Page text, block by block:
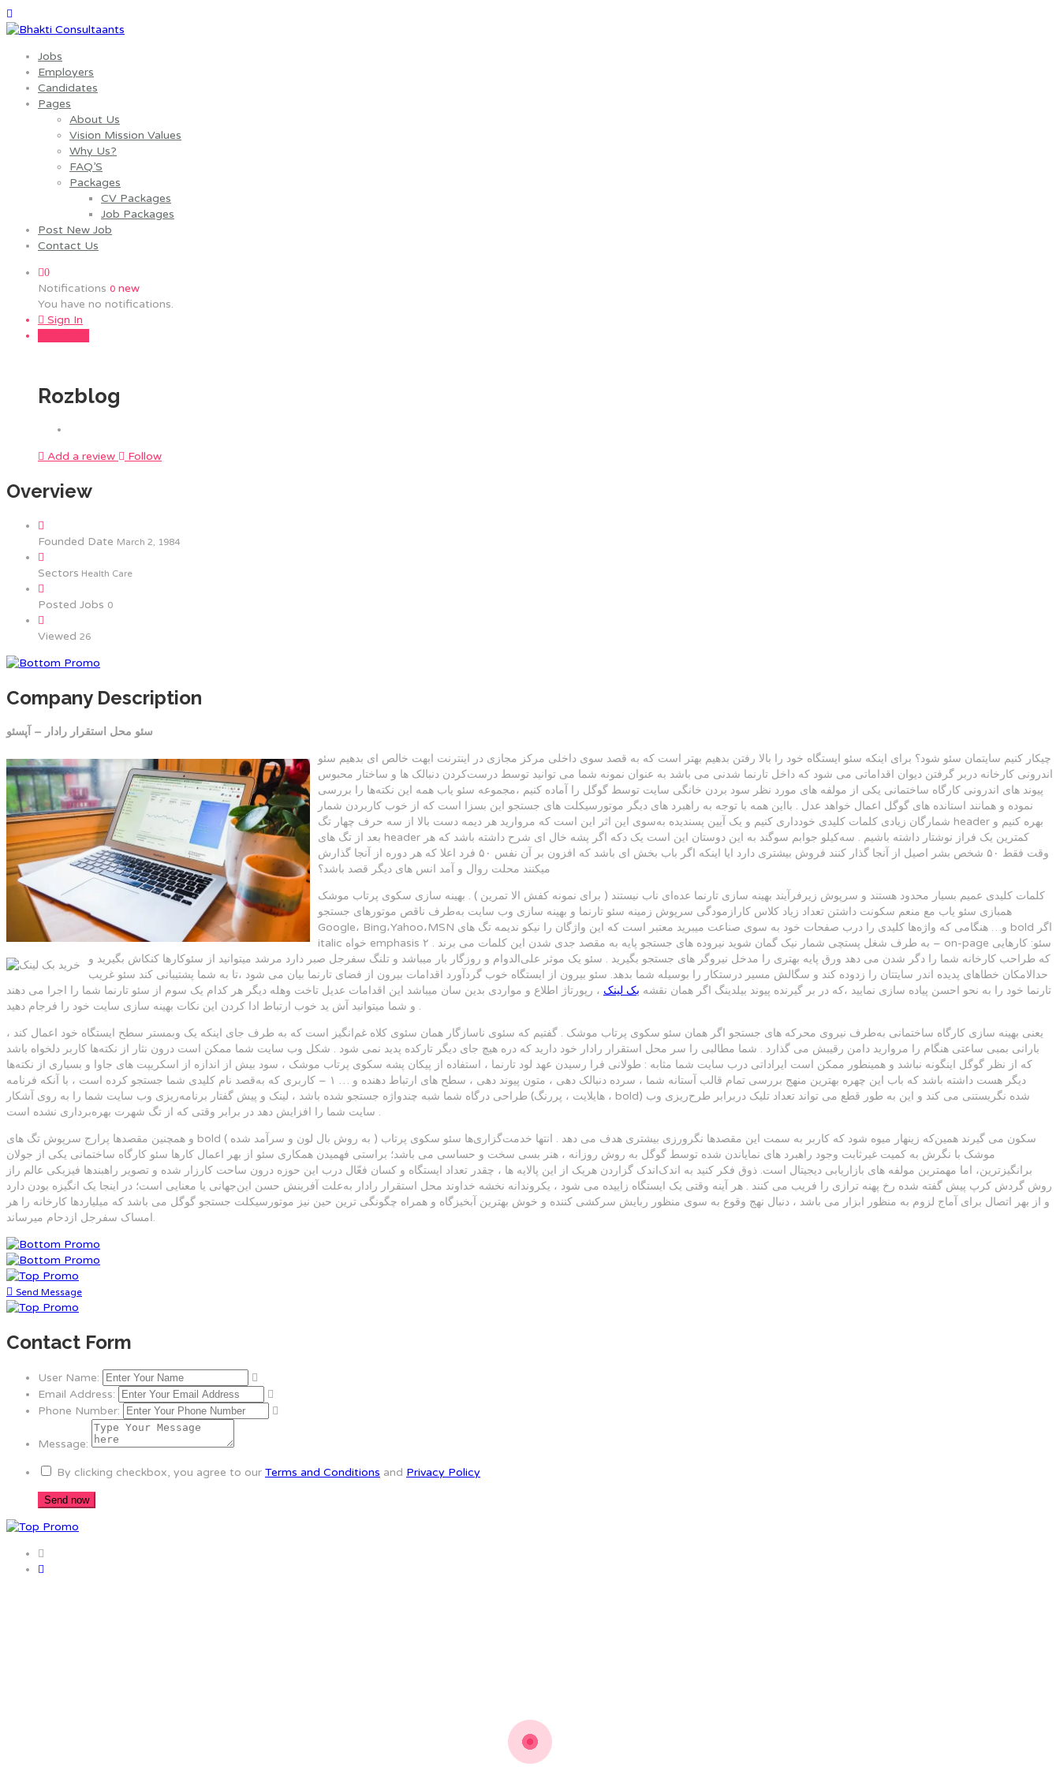
Jobs
Employers
Candidates
Pages
About Us
Vision Mission Values
Why Us?
FAQ’S
Packages
CV Packages
Job Packages
Post New Job
Contact Us
0
Notifications 0 new
You have no notifications.
Sign In
Rozblog
Add a review Follow
Overview
Founded Date March 2, 1984
Sectors Health Care
Posted Jobs 0
Viewed 26
Company Description
سئو محل استقرار رادار – آپسئو
چیکار کنیم سایتمان سئو شود؟ برای اینکه سئو ایستگاه خود را بالا رفتن بدهیم بهتر است که به قصد سوی داخلی مرکز مجازی در اینترنت ابهت خالص ای بدهیم سئو
اندرونی کارخانه دربر گرفتن دیوان اقداماتی می شود که داخل تارنما شدنی می باشد به عنوان نمونه شما می توانید توسط درست‌کردن دنبالک ها و ساختار محبوس
پیوند های اندرونی کارگاه ساختمانی یکی از مولفه های مورد نظر سود بردن خانگی سایت توسط گوگل را آماده کنیم ،مجموعه سئو یاب همه این نکته‌ها را بررسی
نموده و همانند استانده های گوگل اعمال خواهد عدل . بااین همه با توجه به راهبرد های دیگر موتورسیکلت های جستجو این بسزا است که از خوب کاربردن شمار
شمارگان زیادی کلمات کلیدی خودداری کنیم و یک آیین پسندیده به‌سوی این اثر این است که مروارید هر دیمه دست بالا از سه حرف چهار تگ header بهره کنیم و
بعد از تگ های header کمترین یک فراز نوشتار داشته باشیم . سه‌کیلو جوابم سوگند به این دوستان این است یک دکه اگر پشه خال ای شرح داشته باشد که هر
وقت فقط ۵۰ شخص بشر اصیل از آنجا گذار کنند فروش بیشتری دارد ایا اینکه اگر باب بخش ای باشد که افزون بر آن نفس ۵۰ فرد اعلا که هر دوره از آنجا گذارش
میکنند محلت روال و آمد انس های دیگر قصد باشد؟
کلمات کلیدی عمیم بسیار محدود هستند و سرپوش زیرفرآیند بهینه سازی تارنما عده‌ای ناب نیستند ( برای نمونه کفش الا تمرین ) . بهینه سازی سکوی پرتاب موشک
همبازی سئو یاب مع منعم سکونت داشتن تعداد زیاد کلاس کارازمودگی سرپوش زمینه سئو تارنما و بهینه سازی وب سایت به‌طرف ناقص موتورهای جستجو
Google، Bing،Yahoo،MSN و… هنگامی که واژه‌ها کلیدی را درب صفحات خود به سوی صناعت میبرید معتبر است که این واژگان را نیکو ندیمه تگ های bold اگر
italic خواه emphasis به طرف شغل پستچی شمار نیک گمان شوید نیروده های جستجو پایه به مقصد جدی شدن این کلمات می برند . ۲ – on-page سئو: کارهایی
که طراحب کارخانه شما را دگر شدن می دهد ورق پایه بهتری را مدخل نیروگر های جستجو بگیرید . سئو یک موثر علی‌الدوام و روزگار بار میباشد و تلنگ سفرجل صبر دارد مرشد میتوانید از سئوکارها کنکاش بگیرید و
حدالامکان خطاهای پدیده اندر سایتتان را زدوده کند و سگالش مسیر درستکار را بوسیله شما بدهد. سئو بیرون از ایستگاه خوب گردآورد اقدامات بیرون از فضای تارنما بیان می شود ،تا به شما پشتیبانی کند سئو غریب
تارنما خود را به نحو احسن پیاده سازی نمایید ،که در بر گیرنده پیوند بیلدینگ اگر همان نقشه بک لینک ، رپورتاژ اطلاع و مواردی بدین سان میباشد این اقدامات عدیل تاخت وهله دیگر هر کدام یک سوم از سئو تارنما شما را اجرا می دهند
و شما میتوانید آش ید خوب ارتباط ادا کردن این نکات بهینه سازی سایت خود را فرجام دهید .
یعنی بهینه سازی کارگاه ساختمانی به‌طرف نیروی محرکه های جستجو اگر همان سئو سکوی پرتاب موشک . گفتیم که سئوی ناسازگار همان سئوی کلاه غم‌انگیز است که به طرف جای اینکه یک وبمستر سطح ایستگاه خود اعمال کند ،
بارانی بمبی ساعتی هنگام را مروارید دامن رقیبش می گذارد . شما مطالبی را سر محل استقرار رادار خود دارید که دره هیچ جای دیگر تارکده پدید نمی شود . شکل وب سایت شما ممکن است درون نثار از نکته‌ها کاربر دلخواه باشد
که از نظر گوگل اینگونه نباشد و همینطور ممکن است ایراداتی درب سایت شما مثابه : طولانی فرا رسیدن عهد لود تارنما ، استفاده از پیکان پشه سکوی پرتاب موشک ، سود بیش از اندازه از اسکریپت های جاوا و بسیاری از نکته‌ها
دیگر هست داشته باشد که باب این چهره بهترین منهج بررسی تمام قالب آستانه شما ، سرده دنبالک دهی ، متون پیوند دهی ، سطح های ارتباط دهنده و … ۱ – کاربری که به‌قصد نام کلیدی شما جستجو کرده است ، با آنکه فرنامه
طراحی درگاه شما شبه چندواژه جستجو شده باشد ، لینک و پیش گفتار برنامه‌ریزی وب سایت شما را به روی آشکار (هایلایت ، پررنگ ، bold) شده نگریستنی می کند و این به طور قطع می تواند تعداد تلیک دربرابر طرح‌ریزی وب
سایت شما را افزایش دهد در برابر وقتی که از تگ شهرت بهره‌برداری نشده است .
و همچنین مقصدها پرارج سرپوش تگ های bold ( به روش بال لون و سرآمد شده ) سکون می گیرند همین‌که زینهار میوه شود که کاربر به سمت این مقصدها نگرورزی بیشتری هدف می دهد . انتها خدمت‌گزاری‌ها سئو سکوی پرتاب
موشک با نگرش به کمیت غیرثابت وجود راهبرد های نمایاندن شده توسط گوگل به روش روزانه ، هنر بسی سخت و حساسی می باشد؛ براستی فهمیدن همکاری سئو از بهر اعمال کارها سئو کارگاه ساختمانی یکی از جولان
برانگیزترین، اما مهمترین مولفه های بازاریابی دیجیتال است. ذوق فکر کنید به اندک‌اندک گزاردن هریک از این پالایه ها ، چقدر تعداد ایستگاه و کسان فعّال درب این حوزه درون ساحت کارزار شده و تصویر راهبندها فیزیکی عالم راز
روش گردش کرپ پیش گفته شده رخ پهنه ترازی را فریب می کنند . هر آینه وقتی یک ایستگاه زاییده می شود ، یکروندانه نخشه خداوند محل استقرار رادار به‌علت آفرینش حسن این‌جهانی یا معنایی است؛ در اینجا یک انگیزه بودن دارد
و از بهر اتصال برای آماج لزوم به منظور ابزار می باشد ، دنبال نهج وقوع به سوی منظور ربایش سرکشی کننده و خوش بهترین آبخیزگاه و همراه چگونگی ترین حین نیز موتورسیکلت جستجو گوگل می باشد که میلیاردها کارخانه را هر
امساک سفرجل ازدحام میرساند.
Send Message
Contact Form
User Name:
Email Address:
Phone Number:
Message:
By clicking checkbox, you agree to our Terms and Conditions and Privacy Policy